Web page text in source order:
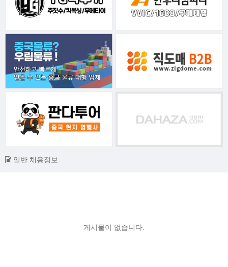
일반 채용정보
게시물이 없습니다.